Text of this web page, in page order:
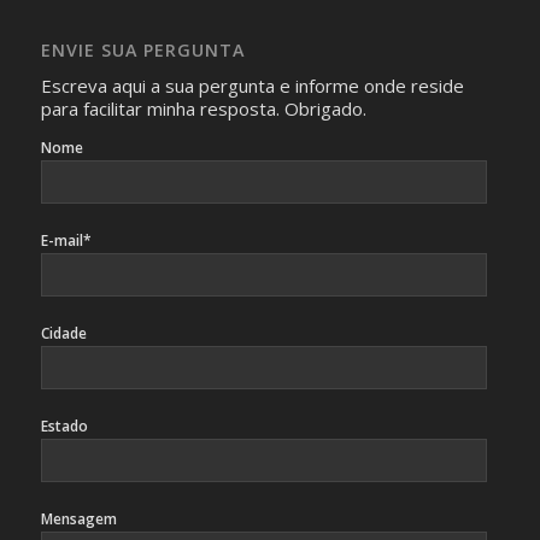
identificação da pessoa fotografada.
ENVIE SUA PERGUNTA
Escreva aqui a sua pergunta e informe onde reside
para facilitar minha resposta. Obrigado.
Nome
E-mail*
Cidade
Estado
Mensagem